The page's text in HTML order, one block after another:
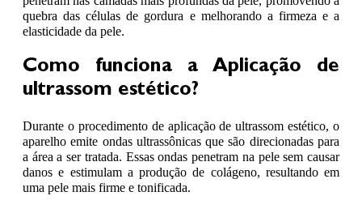
quebra das células de gordura e melhorando a firmeza e a
elasticidade da pele.
Como funciona a Aplicação de
ultrassom estético?
Durante o procedimento de aplicação de ultrassom estético, o
aparelho emite ondas ultrassônicas que são direcionadas para
a área a ser tratada. Essas ondas penetram na pele sem causar
danos e estimulam a produção de colágeno, resultando em
uma pele mais firme e tonificada.